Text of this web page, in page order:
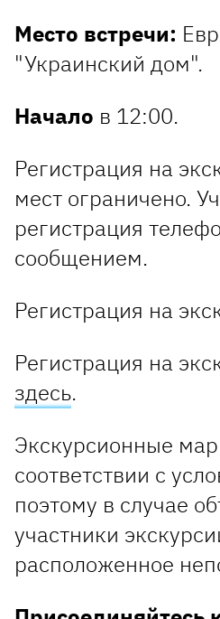
Место встречи:
"Украинский дом".
Начало в 12:00.
Регистрация на
мест ограничено.
регистрация
сообщением.
Регистрация на
Регистрация на
здесь.
Экскурсионные
соответствии с
поэтому в случае
участники
расположенное